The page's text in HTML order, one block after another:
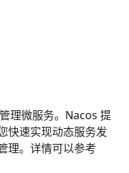
理微服务。Nacos 提
快速实现动态服务发
理。详情可以参考